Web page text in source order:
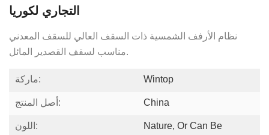
التجاري لكوريا
نظام الأرفف الشمسية ذات السقف العالي للسقف المعدني
مناسب لسقف القصدير المائل.
ماركة: Wintop
أصل المنتج: China
اللون:
Nature, Or Can Be